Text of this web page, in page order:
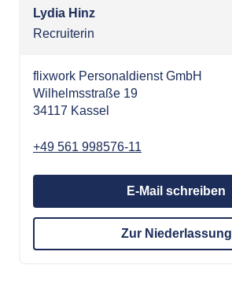
Lydia Hinz
Recruiterin
flixwork Personaldienst GmbH
Wilhelmsstraße 19
34117 Kassel
+49 561 998576-11
E-Mail schreiben
Zur Niederlassung